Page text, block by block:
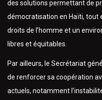
des solutions permettant de
démocratisation en Haïti, tout
droits de l’homme et un
libres et équitables.
Par ailleurs, le Secrétariat
de renforcer sa coopération
actuels, notamment